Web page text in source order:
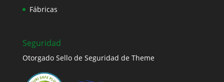
Fábricas
Seguridad
Otorgado Sello de Seguridad de Theme